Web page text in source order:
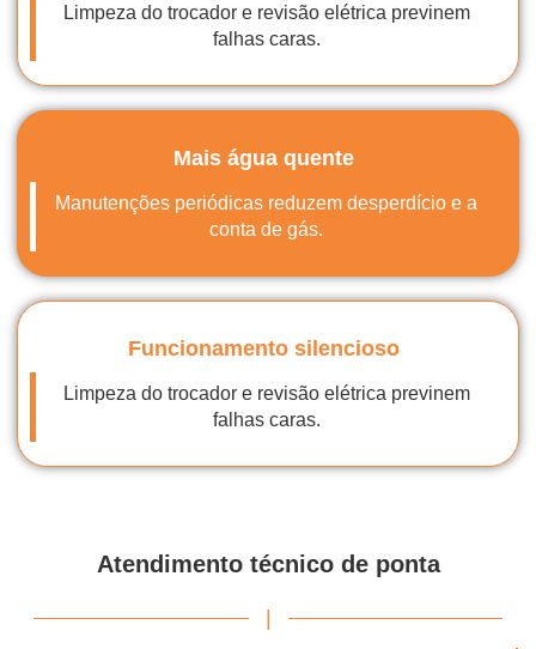
Limpeza do trocador e revisão elétrica previnem
falhas caras.
Mais água quente
Manutenções periódicas reduzem desperdício e a
conta de gás.
Funcionamento silencioso
Limpeza do trocador e revisão elétrica previnem
falhas caras.
Atendimento técnico de ponta